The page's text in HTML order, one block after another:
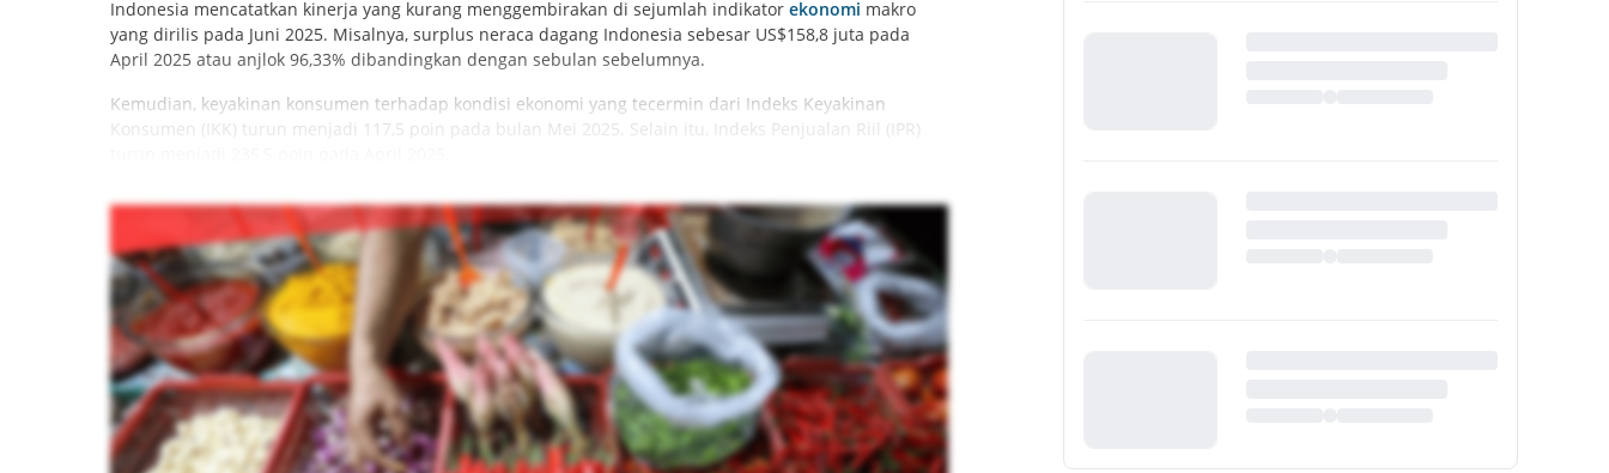
Indonesia mencatatkan kinerja yang kurang menggembirakan di sejumlah indikator ekonomi makro
yang dirilis pada Juni 2025. Misalnya, surplus neraca dagang Indonesia sebesar US$158,8 juta pada
April 2025 atau anjlok 96,33% dibandingkan dengan sebulan sebelumnya.
Kemudian, keyakinan konsumen terhadap kondisi ekonomi yang tecermin dari Indeks Keyakinan
Konsumen (IKK) turun menjadi 117,5 poin pada bulan Mei 2025. Selain itu, Indeks Penjualan Riil (IPR)